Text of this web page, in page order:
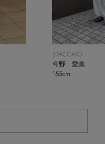
STACCATO
今野 愛美
155cm